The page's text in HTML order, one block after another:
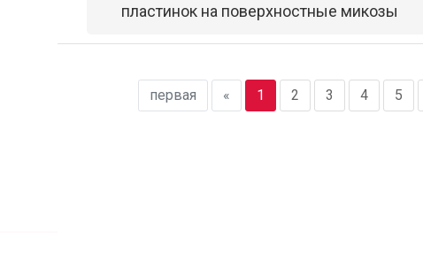
пластинок на поверхностные микозы
первая « 1 2 3 4 5